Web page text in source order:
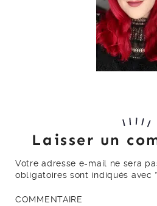
Laisser un
Votre adresse e-mail ne sera
obligatoires sont indiqués avec *
COMMENTAIRE